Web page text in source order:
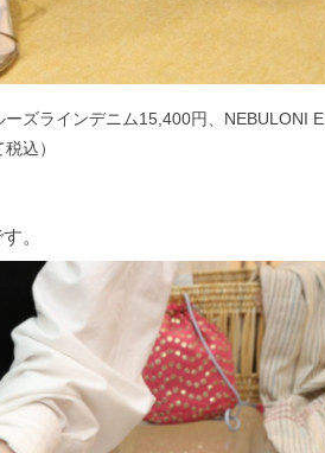
ズラインデニム15,400円、NEBULONI E.
込）
。